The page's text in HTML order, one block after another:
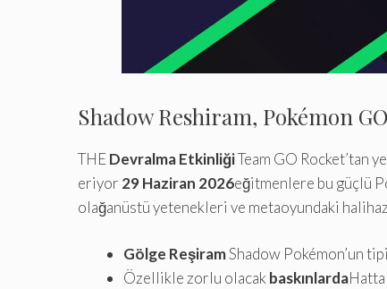
Shadow Reshiram, Pokémon
THEDevralma EtkinliğiTeam GO Rocket’tan
eriyor 29 Haziran 2026eğitmenlere bu güçlü
olağanüstü yetenekleri ve metaoyundaki
Gölge ReşiramShadow Pokémon’un
Özellikle zorlu olacakbaskınlarda